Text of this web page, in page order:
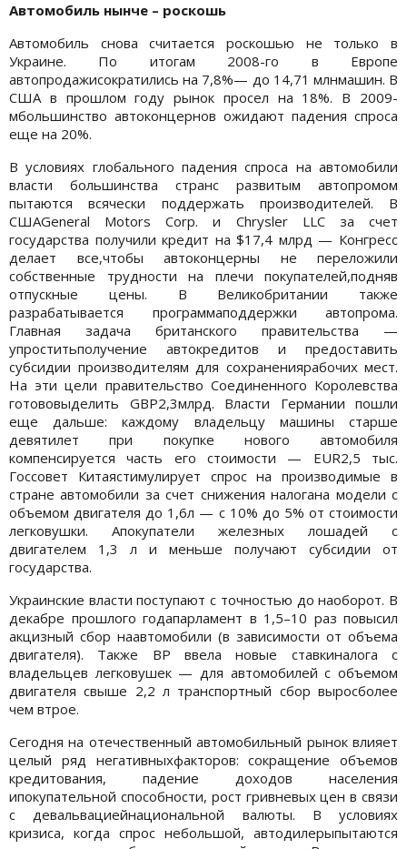
Автомобиль нынче – роскошь
Автомобиль снова считается роскошью не только в
Украине. По итогам 2008-го в Европе
автопродажисократились на 7,8%— до 14,71 млнмашин. В
США в прошлом году рынок просел на 18%. В 2009-
мбольшинство автоконцернов ожидают падения спроса
еще на 20%.
В условиях глобального падения спроса на автомобили
власти большинства странс развитым автопромом
пытаются всячески поддержать производителей. В
СШАGeneral Motors Corp. и Chrysler LLC за счет
государства получили кредит на $17,4 млрд — Конгресс
делает все,чтобы автоконцерны не переложили
собственные трудности на плечи покупателей,подняв
отпускные цены. В Великобритании также
разрабатывается программаподдержки автопрома.
Главная задача британского правительства —
упроститьполучение автокредитов и предоставить
субсидии производителям для сохранениярабочих мест.
На эти цели правительство Соединенного Королевства
готововыделить GBP2,3млрд. Власти Германии пошли
еще дальше: каждому владельцу машины старше
девятилет при покупке нового автомобиля
компенсируется часть его стоимости — EUR2,5 тыс.
Госсовет Китаястимулирует спрос на производимые в
стране автомобили за счет снижения налогана модели с
объемом двигателя до 1,6л — с 10% до 5% от стоимости
легковушки. Апокупатели железных лошадей с
двигателем 1,3 л и меньше получают субсидии от
государства.
Украинские власти поступают с точностью до наоборот. В
декабре прошлого годапарламент в 1,5–10 раз повысил
акцизный сбор наавтомобили (в зависимости от объема
двигателя). Также ВР ввела новые ставкиналога с
владельцев легковушек — для автомобилей с объемом
двигателя свыше 2,2 л транспортный сбор выросболее
чем втрое.
Сегодня на отечественный автомобильный рынок влияет
целый ряд негативныхфакторов: сокращение объемов
кредитования, падение доходов населения
ипокупательной способности, рост гривневых цен в связи
с девальвациейнациональной валюты. В условиях
кризиса, когда спрос небольшой, автодилерыпытаются